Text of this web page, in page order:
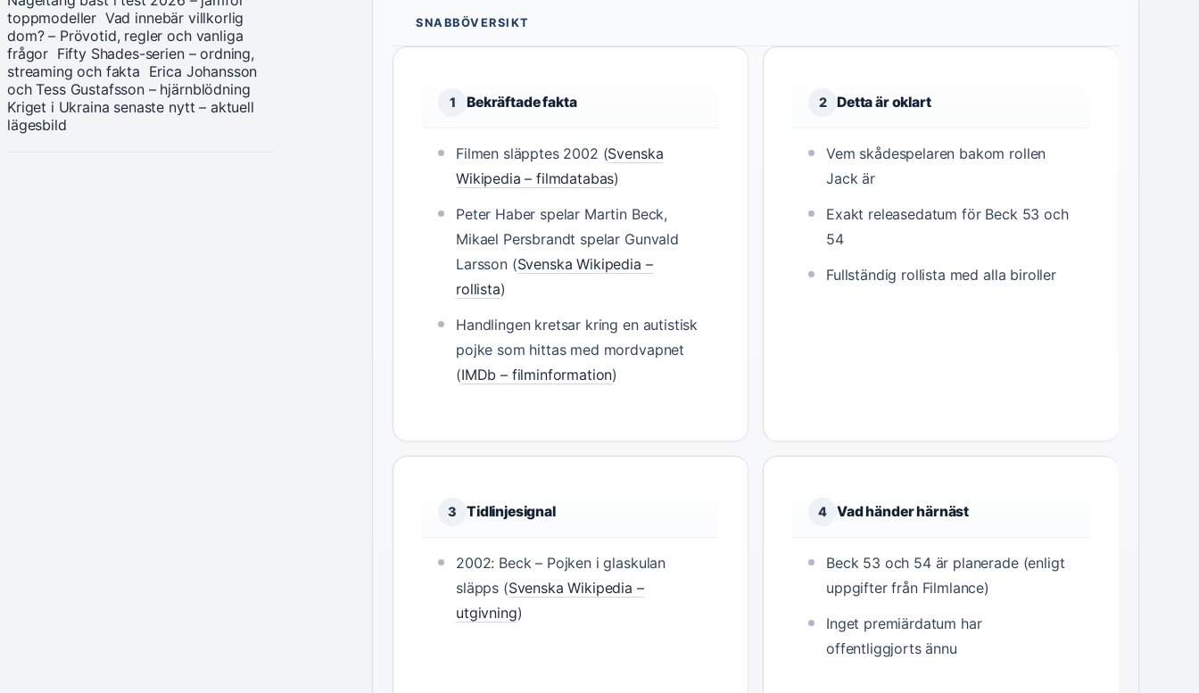
SNABBÖVERSIKT
1 Bekräftade fakta
Filmen släpptes 2002 (Svenska
Wikipedia – filmdatabas)
Peter Haber spelar Martin Beck,
Mikael Persbrandt spelar Gunvald
Larsson (Svenska Wikipedia –
rollista)
Handlingen kretsar kring en autistisk
pojke som hittas med mordvapnet
(IMDb – filminformation)
2 Detta är oklart
Vem skådespelaren bakom rollen
Jack är
Exakt releasedatum för Beck 53 och
54
Fullständig rollista med alla biroller
3 Tidlinjesignal
2002: Beck – Pojken i glaskulan
släpps (Svenska Wikipedia –
utgivning)
4 Vad händer härnäst
Beck 53 och 54 är planerade (enligt
uppgifter från Filmlance)
Inget premiärdatum har
offentliggjorts ännu
toppmodeller Vad innebär villkorlig
dom? – Prövotid, regler och vanliga
frågor Fifty Shades-serien – ordning,
streaming och fakta Erica Johansson
och Tess Gustafsson – hjärnblödning
Kriget i Ukraina senaste nytt – aktuell
lägesbild